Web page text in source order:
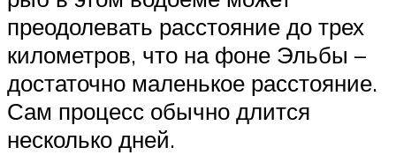
преодолевать расстояние до трех
километров, что на фоне Эльбы –
достаточно маленькое расстояние.
Сам процесс обычно длится
несколько дней.